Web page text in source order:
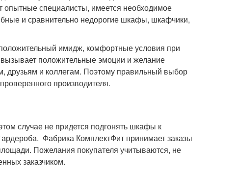
специалисты, имеется необходимое
и сравнительно недорогие шкафы, шкафчики,
имидж, комфортные условия при
положительные эмоции и желание
друзьям и коллегам. Поэтому правильный выбор
производителя.
случае не придется подгонять шкафы к
Фабрика КомплектФит принимает заказы
Пожелания покупателя учитываются, не
заказчиком.